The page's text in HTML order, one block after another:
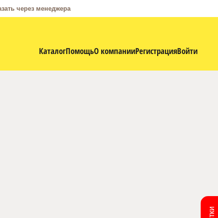
через менеджера
КаталогПомощьО компанииРегистрацияВойти